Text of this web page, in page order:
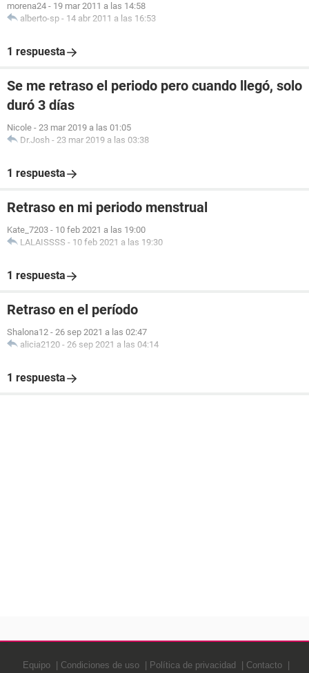
morena24 - 19 mar 2011 a las 14:58
alberto-sp - 14 abr 2011 a las 16:53
1 respuesta
Se me retraso el periodo pero cuando llegó, solo
duró 3 días
Nicole - 23 mar 2019 a las 01:05
Dr.Josh - 23 mar 2019 a las 03:38
1 respuesta
Retraso en mi periodo menstrual
Kate_7203 - 10 feb 2021 a las 19:00
LALAISSSS - 10 feb 2021 a las 19:30
1 respuesta
Retraso en el período
Shalona12 - 26 sep 2021 a las 02:47
alicia2120 - 26 sep 2021 a las 04:14
1 respuesta
Equipo Condiciones de uso Política de privacidad Contacto